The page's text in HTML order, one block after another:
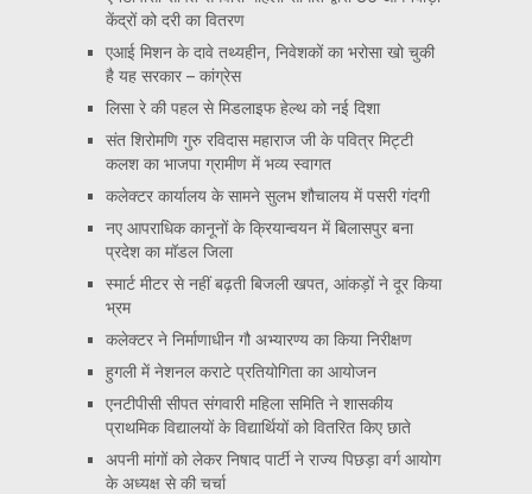
केंद्रों को दरी का वितरण
एआई मिशन के दावे तथ्यहीन, निवेशकों का भरोसा खो चुकी
है यह सरकार – कांग्रेस
लिसा रे की पहल से मिडलाइफ हेल्थ को नई दिशा
संत शिरोमणि गुरु रविदास महाराज जी के पवित्र मिट्टी
कलश का भाजपा ग्रामीण में भव्य स्वागत
कलेक्टर कार्यालय के सामने सुलभ शौचालय में पसरी गंदगी
नए आपराधिक कानूनों के क्रियान्वयन में बिलासपुर बना
प्रदेश का मॉडल जिला
स्मार्ट मीटर से नहीं बढ़ती बिजली खपत, आंकड़ों ने दूर किया
भ्रम
कलेक्टर ने निर्माणाधीन गौ अभ्यारण्य का किया निरीक्षण
हुगली में नेशनल कराटे प्रतियोगिता का आयोजन
एनटीपीसी सीपत संगवारी महिला समिति ने शासकीय
प्राथमिक विद्यालयों के विद्यार्थियों को वितरित किए छाते
अपनी मांगों को लेकर निषाद पार्टी ने राज्य पिछड़ा वर्ग आयोग
के अध्यक्ष से की चर्चा